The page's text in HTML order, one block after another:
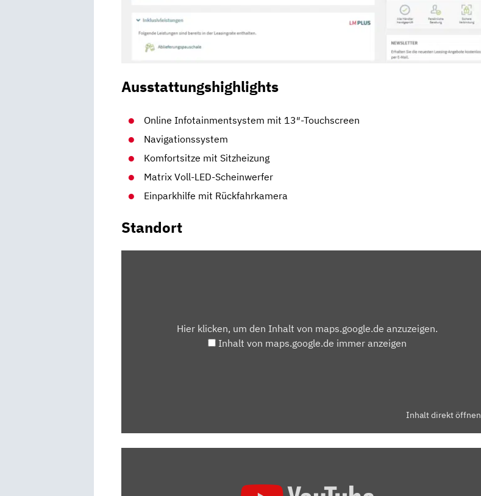
Ausstattungshighlights
Online Infotainmentsystem mit 13″-Touchscreen
Navigationssystem
Komfortsitze mit Sitzheizung
Matrix Voll-LED-Scheinwerfer
Einparkhilfe mit Rückfahrkamera
Standort
Hier klicken, um den Inhalt von maps.google.de anzuzeigen.
Inhalt von maps.google.de immer anzeigen
Inhalt direkt öffnen